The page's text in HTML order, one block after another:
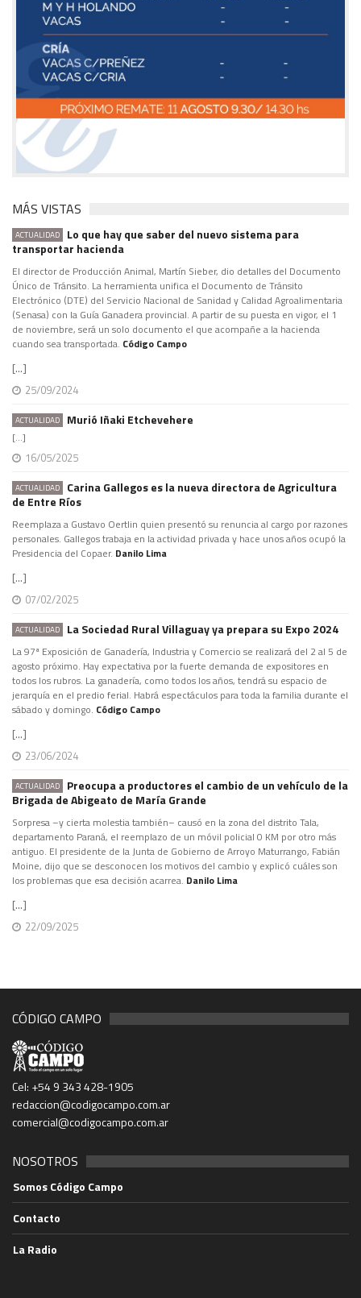
MÁS VISTAS
ACTUALIDAD
Lo que hay que saber del nuevo sistema para
transportar hacienda
El director de Producción Animal, Martín Sieber, dio detalles del Documento
Único de Tránsito. La herramienta unifica el Documento de Tránsito
Electrónico (DTE) del Servicio Nacional de Sanidad y Calidad Agroalimentaria
(Senasa) con la Guía Ganadera provincial. A partir de su puesta en vigor, el 1
de noviembre, será un solo documento el que acompañe a la hacienda
cuando sea transportada. Código Campo
[...]
25/09/2024
ACTUALIDAD Murió Iñaki Etchevehere
[...]
16/05/2025
ACTUALIDAD
Carina Gallegos es la nueva directora de Agricultura
de Entre Ríos
Reemplaza a Gustavo Oertlin quien presentó su renuncia al cargo por razones
personales. Gallegos trabaja en la actividad privada y hace unos años ocupó la
Presidencia del Copaer. Danilo Lima
[...]
07/02/2025
ACTUALIDAD La Sociedad Rural Villaguay ya prepara su Expo 2024
La 97ª Exposición de Ganadería, Industria y Comercio se realizará del 2 al 5 de
agosto próximo. Hay expectativa por la fuerte demanda de expositores en
todos los rubros. La ganadería, como todos los años, tendrá su espacio de
jerarquía en el predio ferial. Habrá espectáculos para toda la familia durante el
sábado y domingo. Código Campo
[...]
23/06/2024
ACTUALIDAD
Preocupa a productores el cambio de un vehículo de la
Brigada de Abigeato de María Grande
Sorpresa –y cierta molestia también– causó en la zona del distrito Tala,
departamento Paraná, el reemplazo de un móvil policial 0 KM por otro más
antiguo. El presidente de la Junta de Gobierno de Arroyo Maturrango, Fabián
Moine, dijo que se desconocen los motivos del cambio y explicó cuáles son
los problemas que esa decisión acarrea. Danilo Lima
[...]
22/09/2025
CÓDIGO CAMPO
Cel: +54 9 343 428-1905
redaccion@codigocampo.com.ar
comercial@codigocampo.com.ar
NOSOTROS
Somos Código Campo
Contacto
La Radio